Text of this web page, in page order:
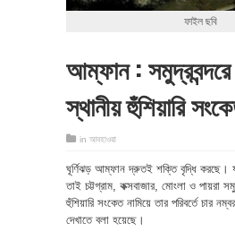
ফাইল ছবি
আম্ফান :
স্থানীয় হুঁশিয়ারি
in আবহাওয়া
ঘূর্ণিঝড় আম্ফান দ্রুতই শক্তি বৃদ্ধি করছে।
তাই চট্টগ্রাম, কক্সবাজার, মোংলা ও পায়রা
হুঁশিয়ারি সংকেত নামিয়ে তার পরিবর্তে চার
দেখাতে বলা হয়েছে।